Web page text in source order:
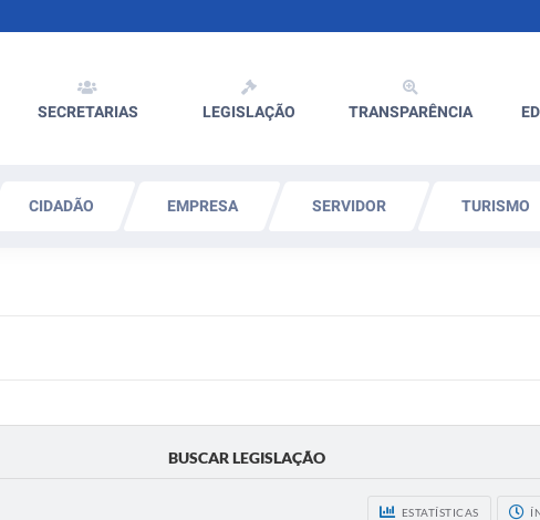
SECRETARIAS LEGISLAÇÃO TRANSPARÊNCIA
CIDADÃO EMPRESA SERVIDOR TURISMO
BUSCAR LEGISLAÇÃO
ESTATÍSTICAS